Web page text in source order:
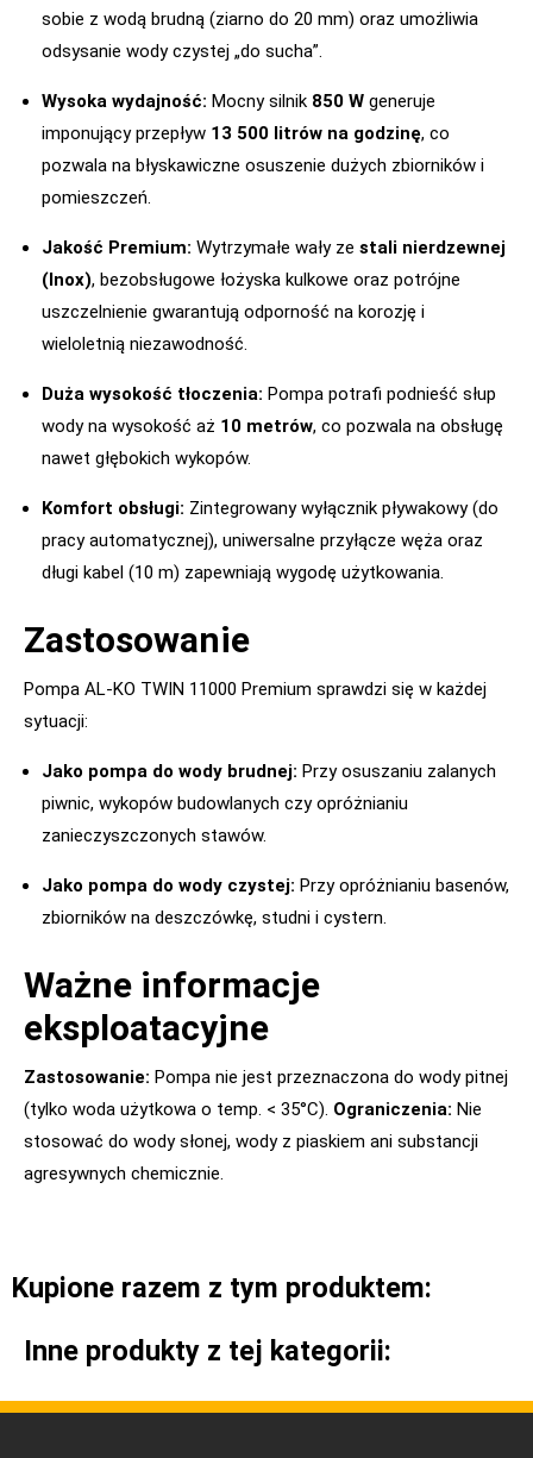
sobie z wodą brudną (ziarno do 20 mm) oraz umożliwia
odsysanie wody czystej „do sucha”.
Wysoka wydajność: Mocny silnik 850 W generuje
imponujący przepływ 13 500 litrów na godzinę, co
pozwala na błyskawiczne osuszenie dużych zbiorników i
pomieszczeń.
Jakość Premium: Wytrzymałe wały ze stali nierdzewnej
(Inox), bezobsługowe łożyska kulkowe oraz potrójne
uszczelnienie gwarantują odporność na korozję i
wieloletnią niezawodność.
Duża wysokość tłoczenia: Pompa potrafi podnieść słup
wody na wysokość aż 10 metrów, co pozwala na obsługę
nawet głębokich wykopów.
Komfort obsługi: Zintegrowany wyłącznik pływakowy (do
pracy automatycznej), uniwersalne przyłącze węża oraz
długi kabel (10 m) zapewniają wygodę użytkowania.
Zastosowanie
Pompa AL-KO TWIN 11000 Premium sprawdzi się w każdej
sytuacji:
Jako pompa do wody brudnej: Przy osuszaniu zalanych
piwnic, wykopów budowlanych czy opróżnianiu
zanieczyszczonych stawów.
Jako pompa do wody czystej: Przy opróżnianiu basenów,
zbiorników na deszczówkę, studni i cystern.
Ważne informacje
eksploatacyjne
Zastosowanie: Pompa nie jest przeznaczona do wody pitnej
(tylko woda użytkowa o temp. < 35°C). Ograniczenia: Nie
stosować do wody słonej, wody z piaskiem ani substancji
agresywnych chemicznie.
Kupione razem z tym produktem:
Inne produkty z tej kategorii: